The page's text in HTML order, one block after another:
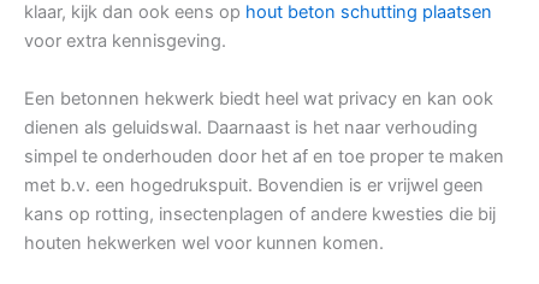
klaar, kijk dan ook eens op hout beton schutting plaatsen
voor extra kennisgeving.
Een betonnen hekwerk biedt heel wat privacy en kan ook
dienen als geluidswal. Daarnaast is het naar verhouding
simpel te onderhouden door het af en toe proper te maken
met b.v. een hogedrukspuit. Bovendien is er vrijwel geen
kans op rotting, insectenplagen of andere kwesties die bij
houten hekwerken wel voor kunnen komen.